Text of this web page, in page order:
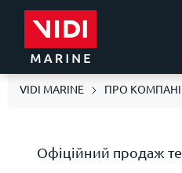
VIDI MARINE ПРО
Офіційний продаж